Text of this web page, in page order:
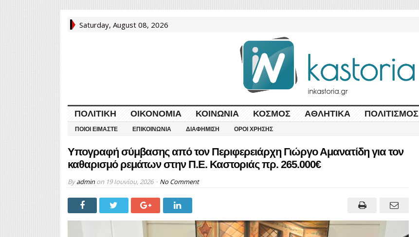
Saturday, August 08, 2026
ΠΟΛΙΤΙΚΉ ΟΙΚΟΝΟΜΊΑ ΚΟΙΝΩΝΊΑ ΚΌΣΜΟΣ ΑΘΛΗΤΙΚΆ ΠΟΛΙΤΙΣΜΌΣ
ΠΟΙΟΙ ΕΊΜΑΣΤΕ ΕΠΙΚΟΙΝΩΝΊΑ ΔΙΑΦΉΜΙΣΗ ΌΡΟΙ ΧΡΉΣΗΣ
Υπογραφή σύμβασης από τον Περιφερειάρχη Γιώργο Αμανατίδη για τον
καθαρισμό ρεμάτων στην Π.Ε. Καστοριάς πρ. 265.000€
Byadminon 19 Ιουνίου, 2026 No Comment